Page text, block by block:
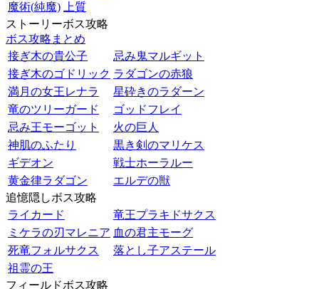
魔術(純魔)
上質
ストーリーボス攻略
ボス攻略まとめ
接ぎ木の貴公子
忌み鬼マルギット
接ぎ木のゴドリック ラダゴンの赤狼
満月の女王レナラ
星砕きのラダーン
竜のツリーガード
ゴッドフレイ
忌み王モーゴット
火の巨人
神肌のふたり
黒き剣のマリケス
ギデオン
戦士ホーラルー
黄金律ラダゴン
エルデの獣
追憶隠しボス攻略
ライカード
竜王プラキドサクス
ミケラの刃マレニア 血の君主モーグ
死竜フォルサクス
落とし子アステール
祖霊の王
フィールドボス攻略